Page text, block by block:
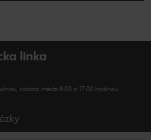
linka
sobota medzi 8:00 a 17:00 hodinou,